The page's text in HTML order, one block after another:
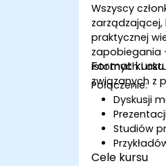
Wszyscy
praktycznej
zapobiegania
istotnych i
związanych z
Format kursu
Połączenie:
Dyskusji
Studiów
Cele kursu